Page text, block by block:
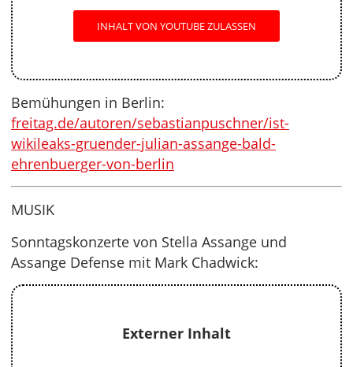
INHALT VON YOUTUBE ZULASSEN
Bemühungen in Berlin:
freitag.de/autoren/sebastianpuschner/ist-
wikileaks-gruender-julian-assange-bald-
ehrenbuerger-von-berlin
MUSIK
Sonntagskonzerte von Stella Assange und
Assange Defense mit Mark Chadwick:
Externer Inhalt